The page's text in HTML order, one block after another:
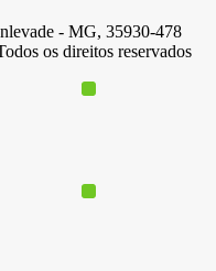
- MG, 35930-478
os direitos reservados